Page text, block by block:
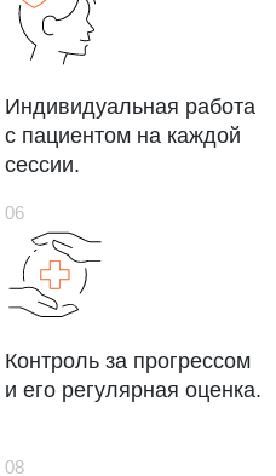
Индивидуальная работа
с пациентом на каждой
сессии.
Контроль за прогрессом
и его регулярная оценка.